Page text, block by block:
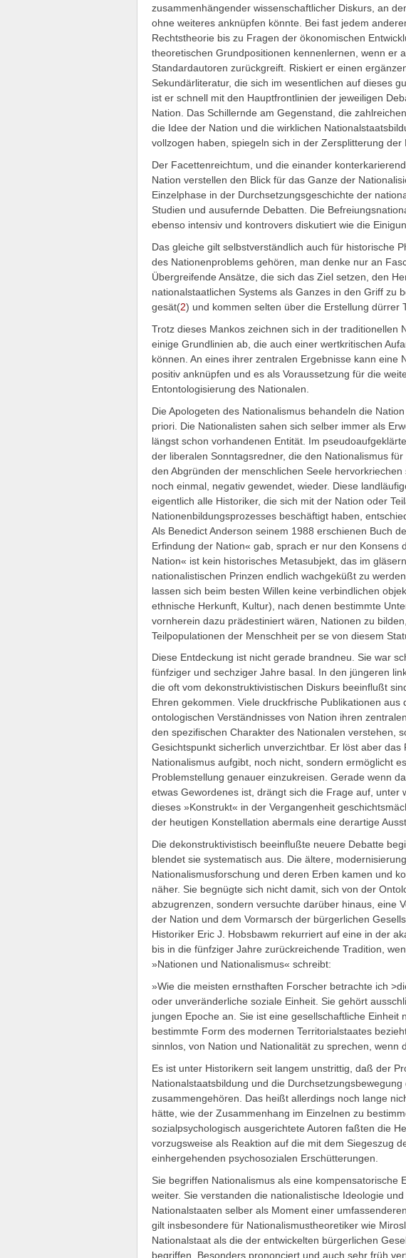
zusammenhängender wissenschaftlicher Diskurs, an
ohne weiteres anknüpfen könnte. Bei fast jedem
Rechtstheorie bis zu Fragen der ökonomischen
theoretischen Grundpositionen kennenlernen, wenn er
Standardautoren zurückgreift. Riskiert er einen
Sekundärliteratur, die sich im wesentlichen auf dieses
ist er schnell mit den Hauptfrontlinien der jeweiligen
Nation. Das Schillernde am Gegenstand, die
die Idee der Nation und die wirklichen
vollzogen haben, spiegeln sich in der Zersplitterung der
Der Facettenreichtum, und die einander
Nation verstellen den Blick für das Ganze der
Einzelphase in der Durchsetzungsgeschichte der
Studien und ausufernde Debatten. Die
ebenso intensiv und kontrovers diskutiert wie die
Das gleiche gilt selbstverständlich auch für historische
des Nationenproblems gehören, man denke nur an
Übergreifende Ansätze, die sich das Ziel setzen, den
nationalstaatlichen Systems als Ganzes in den Griff zu
gesät(2) und kommen selten über die Erstellung dürrer
Trotz dieses Mankos zeichnen sich in der traditionellen
einige Grundlinien ab, die auch einer wertkritischen
können. An eines ihrer zentralen Ergebnisse kann eine
positiv anknüpfen und es als Voraussetzung für die
Entontologisierung des Nationalen.
Die Apologeten des Nationalismus behandeln die
priori. Die Nationalisten sahen sich selber immer als
längst schon vorhandenen Entität. Im
der liberalen Sonntagsredner, die den Nationalismus
den Abgründen der menschlichen Seele
noch einmal, negativ gewendet, wieder. Diese
eigentlich alle Historiker, die sich mit der Nation oder
Nationenbildungsprozesses beschäftigt haben,
Als Benedict Anderson seinem 1988 erschienen Buch
Erfindung der Nation« gab, sprach er nur den Konsens
Nation« ist kein historisches Metasubjekt, das im
nationalistischen Prinzen endlich wachgeküßt zu
lassen sich beim besten Willen keine verbindlichen
ethnische Herkunft, Kultur), nach denen bestimmte
vornherein dazu prädestiniert wären, Nationen zu
Teilpopulationen der Menschheit per se von diesem
Diese Entdeckung ist nicht gerade brandneu. Sie war
fünfziger und sechziger Jahre basal. In den jüngeren
die oft vom dekonstruktivistischen Diskurs beeinflußt
Ehren gekommen. Viele druckfrische Publikationen
ontologischen Verständnisses von Nation ihren
den spezifischen Charakter des Nationalen verstehen,
Gesichtspunkt sicherlich unverzichtbar. Er löst aber
Nationalismus aufgibt, noch nicht, sondern ermöglicht
Problemstellung genauer einzukreisen. Gerade wenn
etwas Gewordenes ist, drängt sich die Frage auf, unter
dieses »Konstrukt« in der Vergangenheit
der heutigen Konstellation abermals eine derartige
Die dekonstruktivistisch beeinflußte neuere Debatte
blendet sie systematisch aus. Die ältere,
Nationalismusforschung und deren Erben kamen und
näher. Sie begnügte sich nicht damit, sich von der
abzugrenzen, sondern versuchte darüber hinaus, eine
der Nation und dem Vormarsch der bürgerlichen
Historiker Eric J. Hobsbawm rekurriert auf eine in der
bis in die fünfziger Jahre zurückreichende Tradition,
»Nationen und Nationalismus« schreibt:
»Wie die meisten ernsthaften Forscher betrachte ich
oder unveränderliche soziale Einheit. Sie gehört
jungen Epoche an. Sie ist eine gesellschaftliche Einheit
bestimmte Form des modernen Territorialstaates
sinnlos, von Nation und Nationalität zu sprechen, wenn
Es ist unter Historikern seit langem unstrittig, daß der
Nationalstaatsbildung und die
zusammengehören. Das heißt allerdings noch lange
hätte, wie der Zusammenhang im Einzelnen zu
sozialpsychologisch ausgerichtete Autoren faßten die
vorzugsweise als Reaktion auf die mit dem Siegeszug
einhergehenden psychosozialen Erschütterungen.
Sie begriffen Nationalismus als eine kompensatorische
weiter. Sie verstanden die nationalistische Ideologie
Nationalstaaten selber als Moment einer
gilt insbesondere für Nationalismustheoretiker wie
Nationalstaat als die der entwickelten bürgerlichen
begriffen. Besonders prononciert und auch sehr früh